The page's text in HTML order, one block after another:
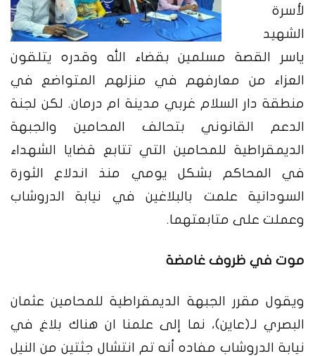
لأسرة
الشهيد
ياسر القصة مسلمين بقضاء الله وقدره يتلقون
العزاء من معارفهم في منزلهم المتواضع في
منطقة دار السلام غربي مدينة ام درمان. لكن لجنة
الدعم القانوني بتحالف المحامين والجبهة
الديمقراطية للمحامين التي تتابع قضايا الشهداء
في المحاكم بشكل يومي منذ اندلاع الثورة
السودانية علمت بالبلاغين في نيابة الدروشاب
وعملت على متابعتهما.
موت في ظروف غامضة
ويقول مقرر الجبهة الديمقراطية للمحامين عثمان
البصري لـ(عاين)، نما إلى علمنا ان هناك بلاغ في
نيابة الدروشاب مفاده أنه تم انتشال جثتين من النيل